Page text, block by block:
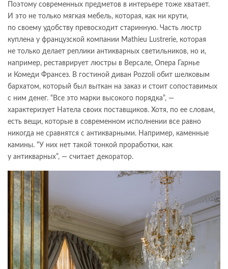
Поэтому современных предметов в интерьере тоже хватает.
И это не только мягкая мебель, которая, как ни крути,
по своему удобству превосходит старинную. Часть люстр
куплена у французской компании Mathieu Lustrerie, которая
не только делает реплики антикварных светильников, но и,
например, реставрирует люстры в Версале, Опера Гарнье
и Комеди Франсез. В гостиной диван Pozzoli обит шелковым
бархатом, который был выткан на заказ и стоит сопоставимых
с ним денег. “Все это марки высокого порядка”, —
характеризует Натела своих поставщиков. Хотя, по ее словам,
есть вещи, которые в современном исполнении все равно
никогда не сравнятся с антикварными. Например, каменные
камины. “У них нет такой тонкой проработки, как
у антикварных”, — считает декоратор.